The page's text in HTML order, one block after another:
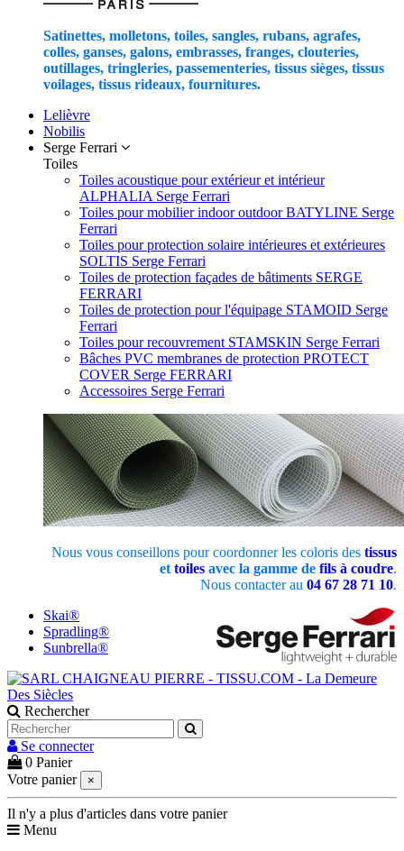
Satinettes, molletons, toiles, sangles, rubans, agrafes,
colles, ganses, galons, embrasses, franges, clouteries,
outillages, tringleries, passementeries, tissus sièges, tissus
voilages, tissus rideaux, fournitures.
Lelièvre
Nobilis
Serge Ferrari
Toiles
Toiles acoustique pour extérieur et intérieur
ALPHALIA Serge Ferrari
Toiles pour mobilier indoor outdoor BATYLINE Serge
Ferrari
Toiles pour protection solaire intérieures et extérieures
SOLTIS Serge Ferrari
Toiles de protection façades de bâtiments SERGE
FERRARI
Toiles de protection pour l'équipage STAMOID Serge
Ferrari
Toiles pour recouvrement STAMSKIN Serge Ferrari
Bâches PVC membranes de protection PROTECT
COVER Serge FERRARI
Accessoires Serge Ferrari
Nous vous conseillons pour coordonner les coloris des tissus
et toiles avec la gamme de fils à coudre.
Nous contacter au 04 67 28 71 10.
Skai®
Spradling®
Sunbrella®
Rechercher
Se connecter
0 Panier
Votre panier
×
Il n'y a plus d'articles dans votre panier
Menu